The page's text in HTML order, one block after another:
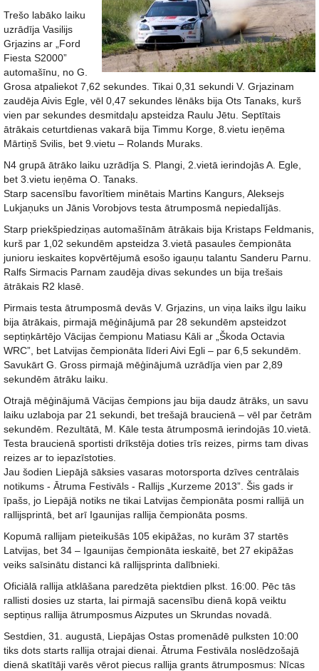
Trešo labāko laiku
uzrādīja Vasilijs
Grjazins ar „Ford
Fiesta S2000”
automašīnu, no G.
Grosa atpaliekot 7,62 sekundes. Tikai 0,31 sekundi V. Grjazinam
zaudēja Aivis Egle, vēl 0,47 sekundes lēnāks bija Ots Tanaks, kurš
vien par sekundes desmitdaļu apsteidza Raulu Jētu. Septītais
ātrākais ceturtdienas vakarā bija Timmu Korge, 8.vietu ieņēma
Mārtiņš Svilis, bet 9.vietu – Rolands Muraks.
N4 grupā ātrāko laiku uzrādīja S. Plangi, 2.vietā ierindojās A. Egle,
bet 3.vietu ieņēma O. Tanaks.
Starp sacensību favorītiem minētais Martins Kangurs, Aleksejs
Lukjaņuks un Jānis Vorobjovs testa ātrumposmā nepiedalījās.
Starp priekšpiedziņas automašīnām ātrākais bija Kristaps Feldmanis,
kurš par 1,02 sekundēm apsteidza 3.vietā pasaules čempionāta
junioru ieskaites kopvērtējumā esošo igauņu talantu Sanderu Parnu.
Ralfs Sirmacis Parnam zaudēja divas sekundes un bija trešais
ātrākais R2 klasē.
Pirmais testa ātrumposmā devās V. Grjazins, un viņa laiks ilgu laiku
bija ātrākais, pirmajā mēģinājumā par 28 sekundēm apsteidzot
septiņkārtējo Vācijas čempionu Matiasu Kāli ar „Škoda Octavia
WRC”, bet Latvijas čempionāta līderi Aivi Egli – par 6,5 sekundēm.
Savukārt G. Gross pirmajā mēģinājumā uzrādīja vien par 2,89
sekundēm ātrāku laiku.
Otrajā mēģinājumā Vācijas čempions jau bija daudz ātrāks, un savu
laiku uzlaboja par 21 sekundi, bet trešajā braucienā – vēl par četrām
sekundēm. Rezultātā, M. Kāle testa ātrumposmā ierindojās 10.vietā.
Testa braucienā sportisti drīkstēja doties trīs reizes, pirms tam divas
reizes ar to iepazīstoties.
Jau šodien Liepājā sāksies vasaras motorsporta dzīves centrālais
notikums - Ātruma Festivāls - Rallijs „Kurzeme 2013”. Šis gads ir
īpašs, jo Liepājā notiks ne tikai Latvijas čempionāta posmi rallijā un
rallijsprintā, bet arī Igaunijas rallija čempionāta posms.
Kopumā rallijam pieteikušās 105 ekipāžas, no kurām 37 startēs
Latvijas, bet 34 – Igaunijas čempionāta ieskaitē, bet 27 ekipāžas
veiks saīsinātu distanci kā rallijsprinta dalībnieki.
Oficiālā rallija atklāšana paredzēta piektdien plkst. 16:00. Pēc tās
rallisti dosies uz starta, lai pirmajā sacensību dienā kopā veiktu
septiņus rallija ātrumposmus Aizputes un Skrundas novadā.
Sestdien, 31. augustā, Liepājas Ostas promenādē pulksten 10:00
tiks dots starts rallija otrajai dienai. Ātruma Festivāla noslēdzošajā
dienā skatītāji varēs vērot piecus rallija grants ātrumposmus: Nīcas